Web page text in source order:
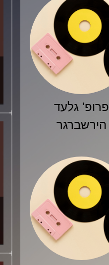
פרופ' גלעד
הירשברגר